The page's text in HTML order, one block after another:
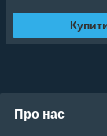
Про нас